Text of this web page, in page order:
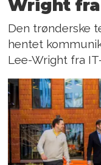
Wright
Den trønderske
hentet
Lee-Wright fra